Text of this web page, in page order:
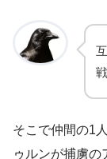
そこで仲間の1
ゥルンが捕虜